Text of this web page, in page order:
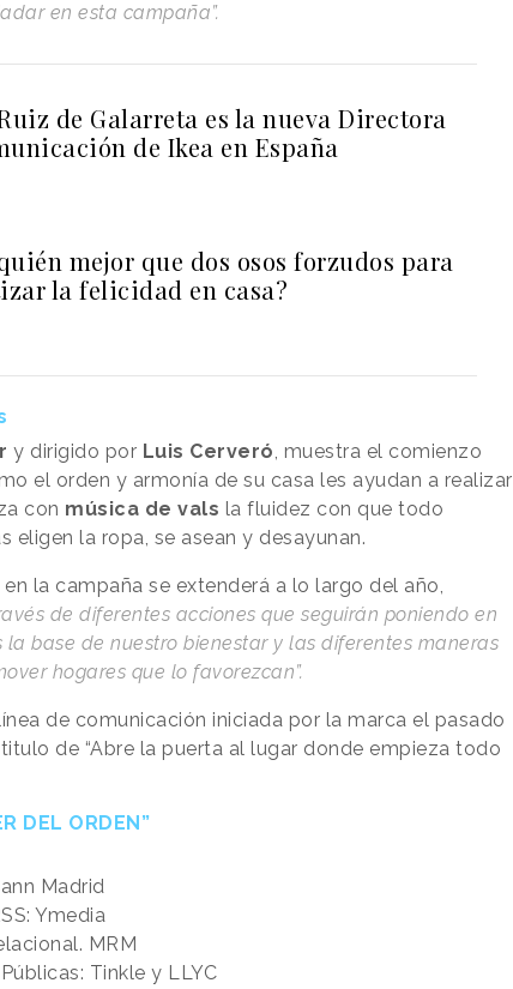
en esta campaña”.
de Galarreta es la nueva Directora
de Ikea en España
mejor que dos osos forzudos para
la felicidad en casa?
y dirigido por Luis Cerveró, muestra el comienzo
el orden y armonía de su casa les ayudan a realizar
con música de vals la fluidez con que todo
eligen la ropa, se asean y desayunan.
en la campaña se extenderá a lo largo del año,
de diferentes acciones que seguirán poniendo en
base de nuestro bienestar y las diferentes maneras
hogares que lo favorezcan”.
de comunicación iniciada por la marca el pasado
de “Abre la puerta al lugar donde empieza todo
DEL ORDEN”
Madrid
Ymedia
MRM
Tinkle y LLYC